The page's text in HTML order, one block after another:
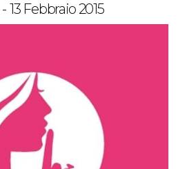
- 13 Febbraio 2015